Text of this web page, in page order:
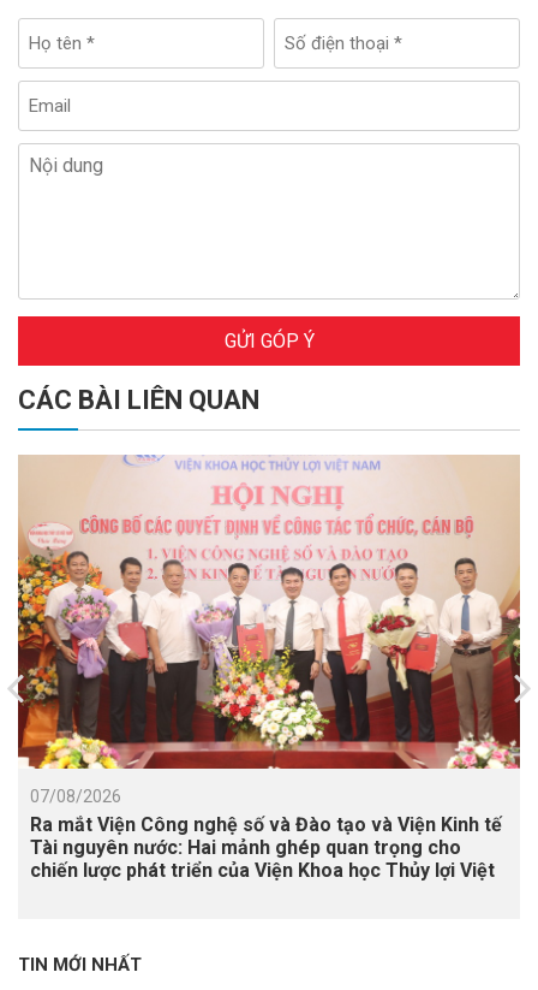
GỬI GÓP Ý
CÁC BÀI LIÊN QUAN
07/08/2026
Ra mắt Viện Công nghệ số và Đào tạo và Viện Kinh tế
Tài nguyên nước: Hai mảnh ghép quan trọng cho
chiến lược phát triển của Viện Khoa học Thủy lợi Việt
TIN MỚI NHẤT